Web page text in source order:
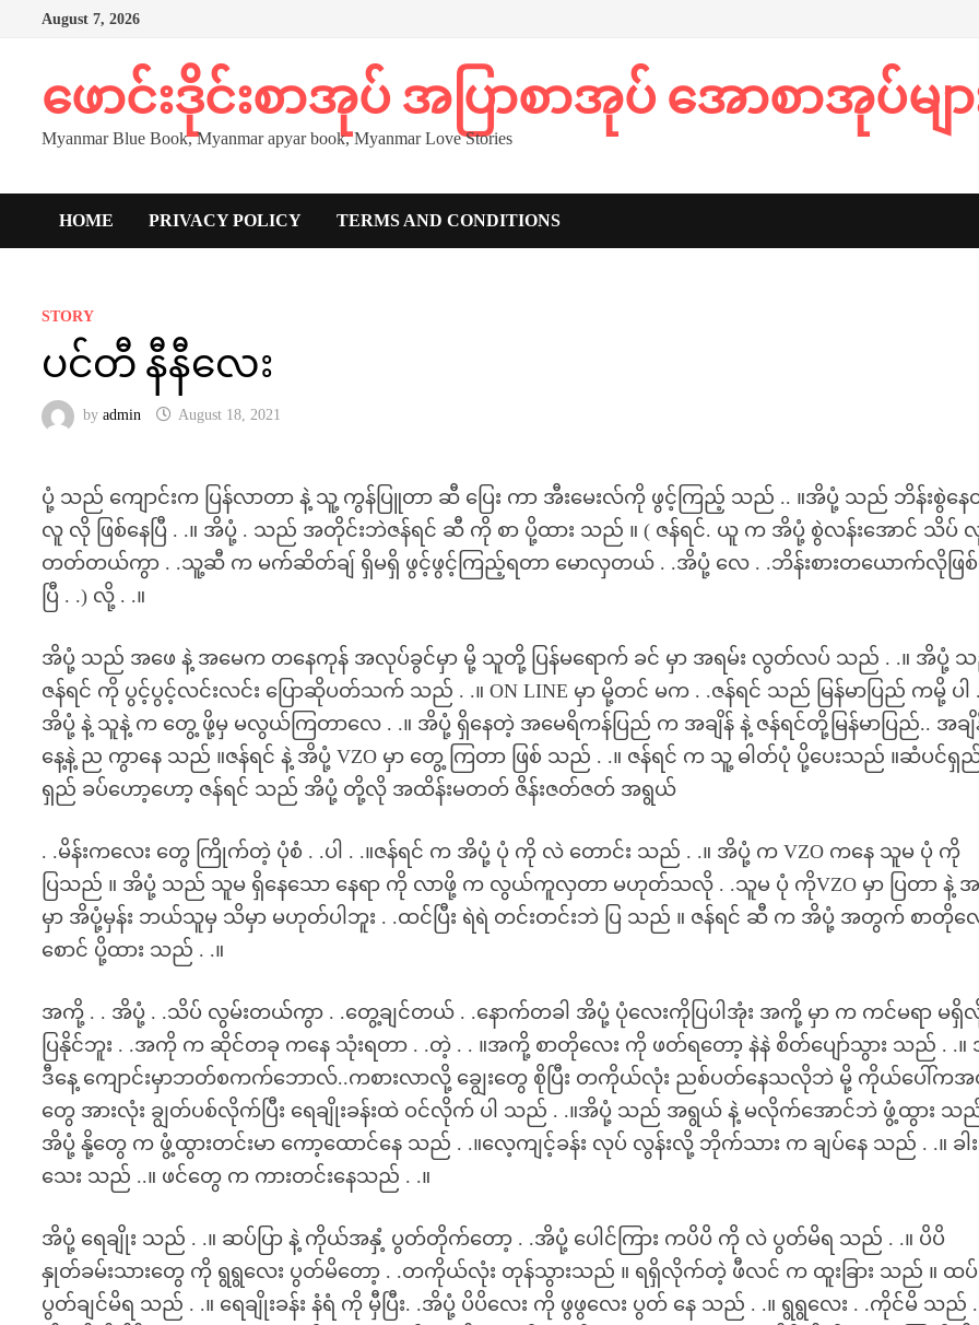
August 7, 2026
ဖောင်းဒိုင်းစာအုပ် အပြာစာအုပ် အောစာအုပ်မျာ
Myanmar Blue Book, Myanmar apyar book, Myanmar Love Stories
HOME PRIVACY POLICY TERMS AND CONDITIONS
STORY
ပင်တီ နီနီလေး
byadmin August 18, 2021
ပုံ့ သည် ကျောင်းက ပြန်လာတာ နဲ့ သူ့ ကွန်ပြူတာ ဆီ ပြေး ကာ အီးမေးလ်ကို ဖွင့်ကြည့် သည် .. ။အိပုံ့ သည် ဘိန်းစွဲန
လူ လို ဖြစ်နေပြီ . .။ အိပုံ့ . သည် အတိုင်းဘဲဇန်ရင် ဆီ ကို စာ ပို့ထား သည် ။ ( ဇန်ရင်. ယူ က အိပုံ့ စွဲလန်းအောင် သိပ်
တတ်တယ်ကွာ . .သူ့ဆီ က မက်ဆိတ်ချ် ရှိမရှိ ဖွင့်ဖွင့်ကြည့်ရတာ မောလှတယ် . .အိပုံ့ လေ . .ဘိန်းစားတယောက်လိုဖြစ်
ပြီ . .) လို့ . .။
အိပုံ့ သည် အဖေ နဲ့ အမေက တနေကုန် အလုပ်ခွင်မှာ မို့ သူတို့ ပြန်မရောက် ခင် မှာ အရမ်း လွတ်လပ် သည် . .။ အိပုံ့
ဇန်ရင် ကို ပွင့်ပွင့်လင်းလင်း ပြောဆိုပတ်သက် သည် . .။ ON LINE မှာ မို့တင် မက . .ဇန်ရင် သည် မြန်မာပြည် ကမို့ ပါ .
အိပုံ့ နဲ့ သူနဲ့ က တွေ့ ဖို့မှ မလွယ်ကြတာလေ . .။ အိပုံ့ ရှိနေတဲ့ အမေရိကန်ပြည် က အချိန် နဲ့ ဇန်ရင်တို့မြန်မာပြည်.. အခ
နေ့နဲ့ ည ကွာနေ သည် ။ဇန်ရင် နဲ့ အိပုံ့ VZO မှာ တွေ့ ကြတာ ဖြစ် သည် . .။ ဇန်ရင် က သူ့ ဓါတ်ပုံ ပို့ပေးသည် ။ဆံပင်ရှ
ရှည် ခပ်ဟော့ဟော့ ဇန်ရင် သည် အိပုံ့ တို့လို အထိန်းမတတ် ဇိန်းဇတ်ဇတ် အရွယ်
. .မိန်းကလေး တွေ ကြိုက်တဲ့ ပုံစံ . .ပါ . .။ဇန်ရင် က အိပုံ့ ပုံ ကို လဲ တောင်း သည် . .။ အိပုံ့ က VZO ကနေ သူမ ပုံ ကို
ပြသည် ။ အိပုံ့ သည် သူမ ရှိနေသော နေရာ ကို လာဖို့ က လွယ်ကူလှတာ မဟုတ်သလို . .သူမ ပုံ ကိုVZO မှာ ပြတာ နဲ့ အ
မှာ အိပုံ့မှန်း ဘယ်သူမှ သိမှာ မဟုတ်ပါဘူး . .ထင်ပြီး ရဲရဲ တင်းတင်းဘဲ ပြ သည် ။ ဇန်ရင် ဆီ က အိပုံ့ အတွက် စာတိုလ
စောင် ပို့ထား သည် . .။
အကို့ . . အိပုံ့ . .သိပ် လွမ်းတယ်ကွာ . .တွေ့ချင်တယ် . .နောက်တခါ အိပုံ့ ပုံလေးကိုပြပါအုံး အကို့ မှာ က ကင်မရာ မရှိ
ပြနိုင်ဘူး . .အကို က ဆိုင်တခု ကနေ သုံးရတာ . .တဲ့ . . ။အကို့ စာတိုလေး ကို ဖတ်ရတော့ နဲနဲ စိတ်ပျော်သွား သည် . .။
ဒီနေ့ ကျောင်းမှာဘတ်စကက်ဘောလ်..ကစားလာလို့ ချွေးတွေ စိုပြီး တကိုယ်လုံး ညစ်ပတ်နေသလိုဘဲ မို့ ကိုယ်ပေါ်က
တွေ အားလုံး ချွတ်ပစ်လိုက်ပြီး ရေချိုးခန်းထဲ ဝင်လိုက် ပါ သည် . .။အိပုံ့ သည် အရွယ် နဲ့ မလိုက်အောင်ဘဲ ဖွံ့ထွား သည်
အိပုံ့ နို့တွေ က ဖွံ့ထွားတင်းမာ ကော့ထောင်နေ သည် . .။လေ့ကျင့်ခန်း လုပ် လွန်းလို့ ဘိုက်သား က ချပ်နေ သည် . .။ ခါ
သေး သည် ..။ ဖင်တွေ က ကားတင်းနေသည် . .။
အိပုံ့ ရေချိုး သည် . .။ ဆပ်ပြာ နဲ့ ကိုယ်အနှံ့ ပွတ်တိုက်တော့ . .အိပုံ့ ပေါင်ကြား ကပိပိ ကို လဲ ပွတ်မိရ သည် . .။ ပိပိ
နှုတ်ခမ်းသားတွေ ကို ရွရွလေး ပွတ်မိတော့ . .တကိုယ်လုံး တုန်သွားသည် ။ ရရှိလိုက်တဲ့ ဖီလင် က ထူးခြား သည် ။ ထပ်
ပွတ်ချင်မိရ သည် . .။ ရေချိုးခန်း နံရံ ကို မှီပြီး. .အိပုံ့ ပိပိလေး ကို ဖွဖွလေး ပွတ် နေ သည် . .။ ရွရွလေး . .ကိုင်မိ သည် .